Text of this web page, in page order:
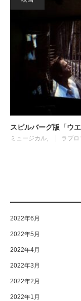
スピルバーグ版「ウ
ミュージカル ラブロ
2022年6月
2022年5月
2022年4月
2022年3月
2022年2月
2022年1月